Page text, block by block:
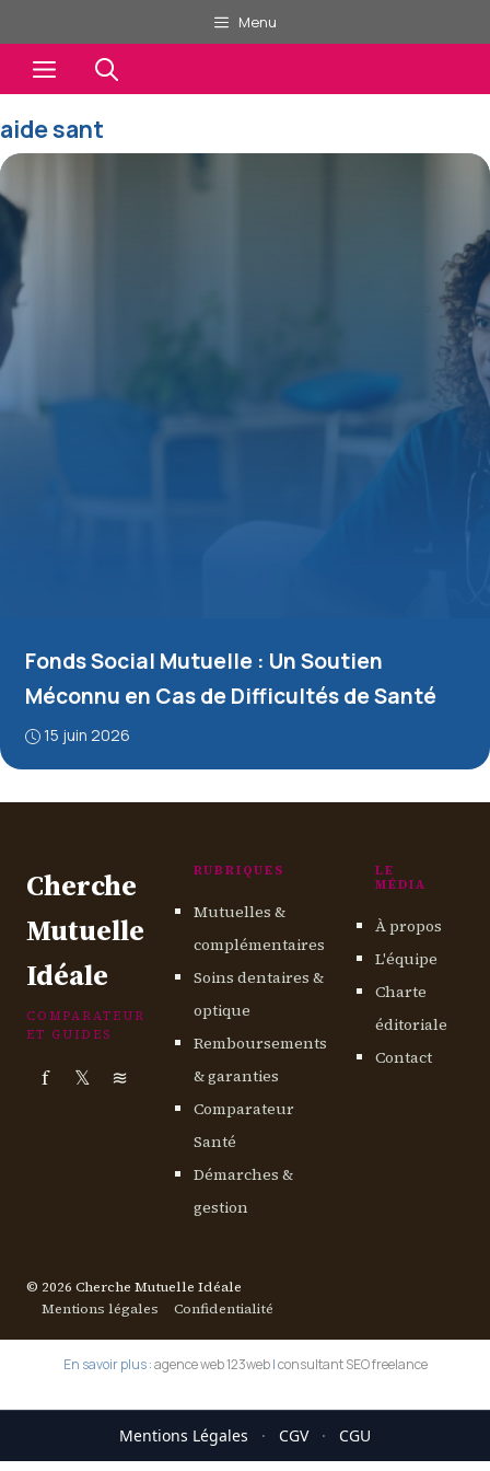
au
contenu
Menu
Menu
aide sant
Fonds Social Mutuelle : Un Soutien
Méconnu en Cas de Difficultés de Santé
15 juin 2026
Cherche
Mutuelle
Idéale
COMPARATEUR
ET GUIDES
f 𝕏 ≋
RUBRIQUES
Mutuelles &
complémentaires
Soins dentaires &
optique
Remboursements
& garanties
Comparateur
Santé
Démarches &
gestion
LE
MÉDIA
À propos
L'équipe
Charte
éditoriale
Contact
© 2026 Cherche Mutuelle Idéale
Mentions légales
Confidentialité
En savoir plus :agence web 123web|consultant SEO freelance
Mentions Légales · CGV · CGU